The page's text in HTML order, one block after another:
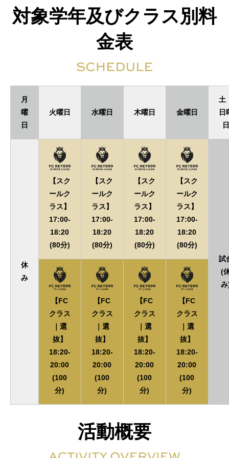
対象学年及びクラス別料
金表
月
曜
日
火曜日 水曜日 木曜日 金曜日
土
日
日
休
み
【スク
ールク
ラス】
17:00-
18:20
(80分)
【スク
ールク
ラス】
17:00-
18:20
(80分)
【スク
ールク
ラス】
17:00-
18:20
(80分)
【スク
ールク
ラス】
17:00-
18:20
(80分)
試
(
【FC
クラス
｜選
抜】
18:20-
20:00
(100
分)
【FC
クラス
｜選
抜】
18:20-
20:00
(100
分)
【FC
クラス
｜選
抜】
18:20-
20:00
(100
分)
【FC
クラス
｜選
抜】
18:20-
20:00
(100
分)
活動概要